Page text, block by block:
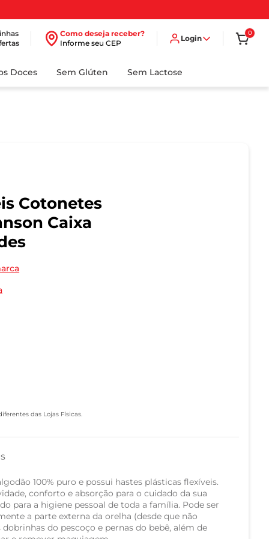
Como deseja receber?
Informe seu CEP
Login
0
Doces Sem Glúten Sem Lactose
Cotonetes
Caixa
das Lojas Físicas.
100% puro e possui hastes plásticas flexíveis.
conforto e absorção para o cuidado da sua
para a higiene pessoal de toda a família. Pode ser
a parte externa da orelha (desde que não
do pescoço e pernas do bebê, além de